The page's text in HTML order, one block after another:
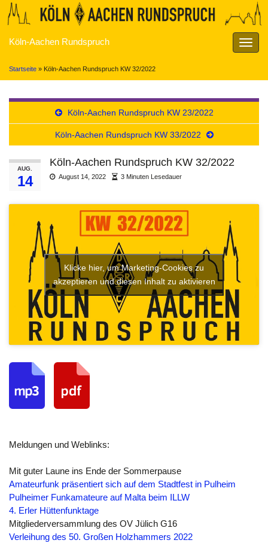
Köln-Aachen Rundspruch
Startseite » Köln-Aachen Rundspruch KW 32/2022
Köln-Aachen Rundspruch KW 23/2022
Köln-Aachen Rundspruch KW 33/2022
AUG.
14
Köln-Aachen Rundspruch KW 32/2022
August 14, 2022 3 Minuten Lesedauer
Klicke hier, um Marketing-Cookies zu
akzeptieren und diesen Inhalt zu aktivieren
Meldungen und Weblinks:
Mit guter Laune ins Ende der Sommerpause
Amateurfunk präsentiert sich auf dem Stadtfest in Pulheim
Pulheimer Funkamateure auf Malta beim ILLW
4. Erler Hüttenfunktage
Mitgliederversammlung des OV Jülich G16
Verleihung des 50. Großen Holzhammers 2022